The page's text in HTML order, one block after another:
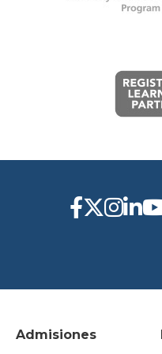
Admisiones